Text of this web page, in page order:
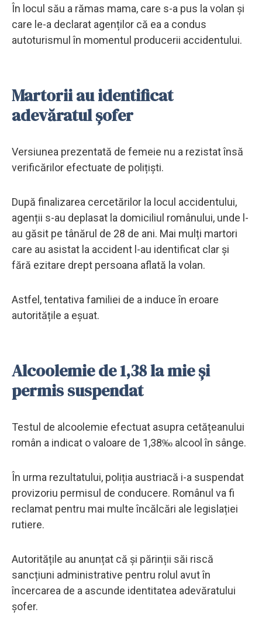
În locul său a rămas mama, care s-a pus la volan și
care le-a declarat agenților că ea a condus
autoturismul în momentul producerii accidentului.
Martorii au identificat
adevăratul șofer
Versiunea prezentată de femeie nu a rezistat însă
verificărilor efectuate de polițiști.
După finalizarea cercetărilor la locul accidentului,
agenții s-au deplasat la domiciliul românului, unde l-
au găsit pe tânărul de 28 de ani. Mai mulți martori
care au asistat la accident l-au identificat clar și
fără ezitare drept persoana aflată la volan.
Astfel, tentativa familiei de a induce în eroare
autoritățile a eșuat.
Alcoolemie de 1,38 la mie și
permis suspendat
Testul de alcoolemie efectuat asupra cetățeanului
român a indicat o valoare de 1,38‰ alcool în sânge.
În urma rezultatului, poliția austriacă i-a suspendat
provizoriu permisul de conducere. Românul va fi
reclamat pentru mai multe încălcări ale legislației
rutiere.
Autoritățile au anunțat că și părinții săi riscă
sancțiuni administrative pentru rolul avut în
încercarea de a ascunde identitatea adevăratului
șofer.